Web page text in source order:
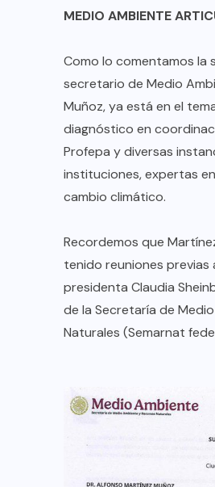
MEDIO AMBIENTE
Como lo comentamos la
secretario de Medio
Muñoz, ya está en el
diagnóstico en
Profepa y diversas
instituciones, expertas
cambio climático.
Recordemos que
tenido reuniones previas
presidenta Claudia
de la Secretaría de
Naturales (Semarnat